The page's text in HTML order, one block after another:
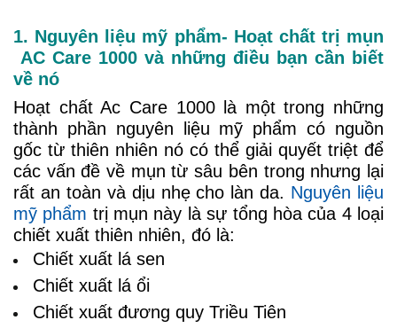
1. Nguyên liệu mỹ phẩm- Hoạt chất trị mụn
AC Care 1000 và những điều bạn cần biết
về nó
Hoạt chất Ac Care 1000 là một trong những
thành phần nguyên liệu mỹ phẩm có nguồn
gốc từ thiên nhiên nó có thể giải quyết triệt để
các vấn đề về mụn từ sâu bên trong nhưng lại
rất an toàn và dịu nhẹ cho làn da. Nguyên liệu
mỹ phẩm trị mụn này là sự tổng hòa của 4 loại
chiết xuất thiên nhiên, đó là:
Chiết xuất lá sen
Chiết xuất lá ổi
Chiết xuất đương quy Triều Tiên